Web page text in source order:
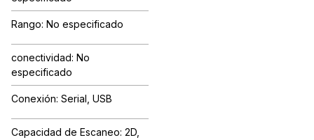
Rango: No especificado
conectividad: No
especificado
Conexión: Serial, USB
Capacidad de Escaneo: 2D,